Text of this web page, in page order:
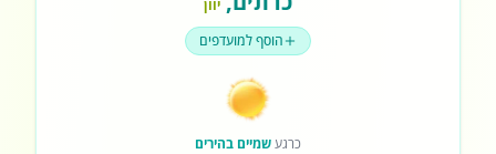
יוון
הוסף למועדפים
כרגעשמיים בהירים